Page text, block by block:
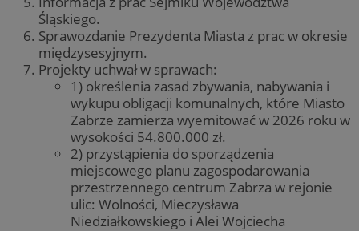
Śląskiego.
Sprawozdanie Prezydenta Miasta z prac w okresie
międzysesyjnym.
Projekty uchwał w sprawach:
1) określenia zasad zbywania, nabywania i
wykupu obligacji komunalnych, które Miasto
Zabrze zamierza wyemitować w 2026 roku w
wysokości 54.800.000 zł.
2) przystąpienia do sporządzenia
miejscowego planu zagospodarowania
przestrzennego centrum Zabrza w rejonie
ulic: Wolności, Mieczysława
Niedziałkowskiego i Alei Wojciecha